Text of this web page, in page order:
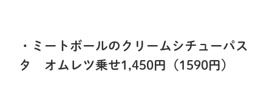
・ミートボールのクリームシチューパス
タ オムレツ乗せ1,450円（1590円）